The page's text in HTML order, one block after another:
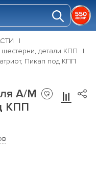
шестерни, детали КПП
Пикап под КПП
А/М
КПП